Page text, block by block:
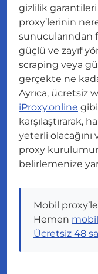
gizlilik
proxy’lerinin
sunucularından
güçlü ve zayıf
scraping veya
gerçekte ne
Ayrıca, ücretsiz
iProxy.online
karşılaştırarak,
yeterli
proxy
belirlemenize
Mobil
Hemen
Ücretsiz 48